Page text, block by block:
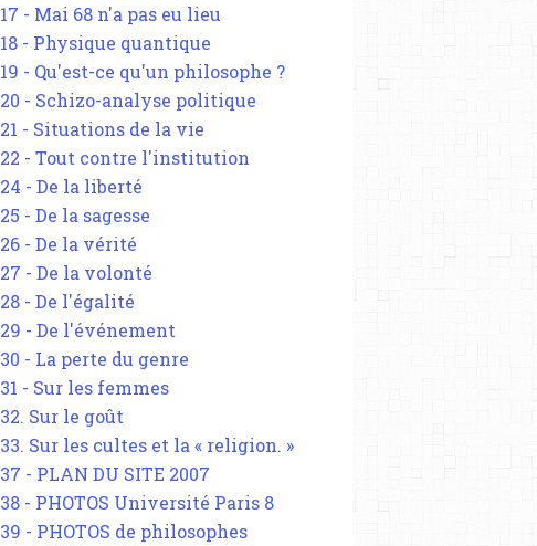
17 - Mai 68 n'a pas eu lieu
18 - Physique quantique
19 - Qu'est-ce qu'un philosophe ?
20 - Schizo-analyse politique
21 - Situations de la vie
22 - Tout contre l'institution
24 - De la liberté
25 - De la sagesse
26 - De la vérité
27 - De la volonté
28 - De l'égalité
29 - De l'événement
30 - La perte du genre
31 - Sur les femmes
32. Sur le goût
33. Sur les cultes et la « religion. »
37 - PLAN DU SITE 2007
38 - PHOTOS Université Paris 8
39 - PHOTOS de philosophes